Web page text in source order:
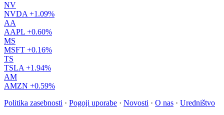
NV
NVDA +1.09%
AA
AAPL +0.60%
MS
MSFT +0.16%
TS
TSLA +1.94%
AM
AMZN +0.59%
Politika zasebnosti · Pogoji uporabe · Novosti · O nas · Uredništvo